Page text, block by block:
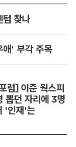
텀 찾나
애' 부각 주목
럼] 이준 웍스피
뽑던 자리에 3명
'인재'는